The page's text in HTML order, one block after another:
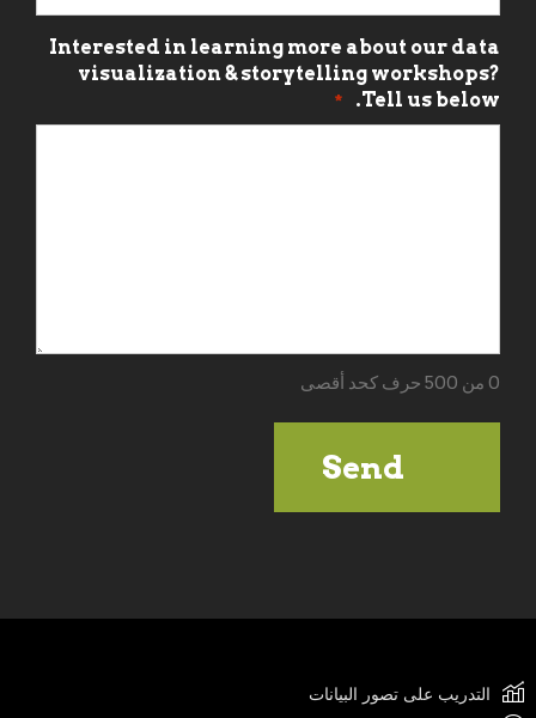
Interested in learning more about our data
visualization & storytelling workshops?
Tell us below.
*
0 من 500 حرف كحد أقصى
التدريب على تصور البيانات